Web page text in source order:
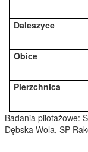
Daleszyce
Obice
Pierzchnica
Badania pilotażowe:
Dębska Wola, SP